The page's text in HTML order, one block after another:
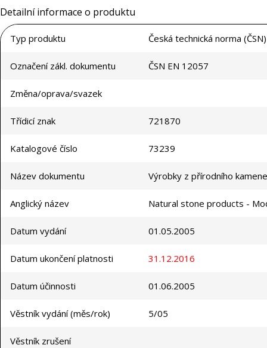
Detailní informace o produktu
Typ produktu Česká technická norma (ČSN)
Označení zákl. dokumentu ČSN EN 12057
Změna/oprava/svazek
Třídicí znak 721870
Katalogové číslo 73239
Název dokumentu Výrobky z přírodního
Anglický název Natural stone products -
Datum vydání 01.05.2005
Datum ukončení platnosti 31.12.2016
Datum účinnosti 01.06.2005
Věstník vydání (měs/rok) 5/05
Věstník zrušení